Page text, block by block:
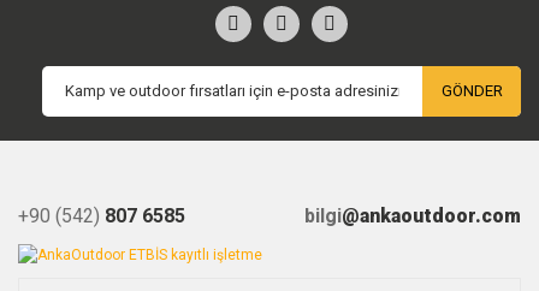
GÖNDER
+90 (542) 807 6585 bilgi@ankaoutdoor.com